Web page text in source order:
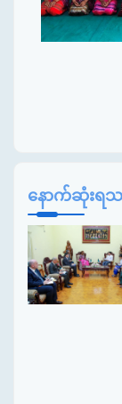
နောက်ဆုံးရသ